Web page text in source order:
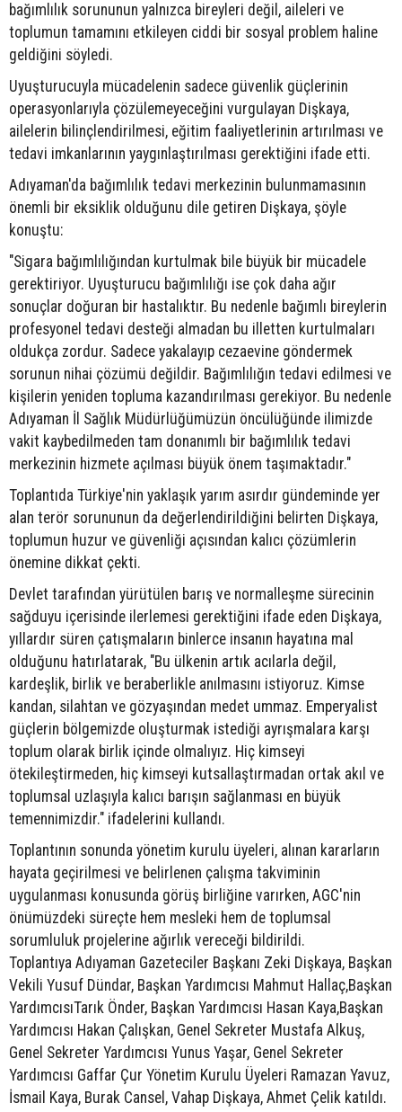
bağımlılık sorununun yalnızca bireyleri değil, aileleri ve
toplumun tamamını etkileyen ciddi bir sosyal problem haline
geldiğini söyledi.
Uyuşturucuyla mücadelenin sadece güvenlik güçlerinin
operasyonlarıyla çözülemeyeceğini vurgulayan Dişkaya,
ailelerin bilinçlendirilmesi, eğitim faaliyetlerinin artırılması ve
tedavi imkanlarının yaygınlaştırılması gerektiğini ifade etti.
Adıyaman'da bağımlılık tedavi merkezinin bulunmamasının
önemli bir eksiklik olduğunu dile getiren Dişkaya, şöyle
konuştu:
"Sigara bağımlılığından kurtulmak bile büyük bir mücadele
gerektiriyor. Uyuşturucu bağımlılığı ise çok daha ağır
sonuçlar doğuran bir hastalıktır. Bu nedenle bağımlı bireylerin
profesyonel tedavi desteği almadan bu illetten kurtulmaları
oldukça zordur. Sadece yakalayıp cezaevine göndermek
sorunun nihai çözümü değildir. Bağımlılığın tedavi edilmesi ve
kişilerin yeniden topluma kazandırılması gerekiyor. Bu nedenle
Adıyaman İl Sağlık Müdürlüğümüzün öncülüğünde ilimizde
vakit kaybedilmeden tam donanımlı bir bağımlılık tedavi
merkezinin hizmete açılması büyük önem taşımaktadır."
Toplantıda Türkiye'nin yaklaşık yarım asırdır gündeminde yer
alan terör sorununun da değerlendirildiğini belirten Dişkaya,
toplumun huzur ve güvenliği açısından kalıcı çözümlerin
önemine dikkat çekti.
Devlet tarafından yürütülen barış ve normalleşme sürecinin
sağduyu içerisinde ilerlemesi gerektiğini ifade eden Dişkaya,
yıllardır süren çatışmaların binlerce insanın hayatına mal
olduğunu hatırlatarak, "Bu ülkenin artık acılarla değil,
kardeşlik, birlik ve beraberlikle anılmasını istiyoruz. Kimse
kandan, silahtan ve gözyaşından medet ummaz. Emperyalist
güçlerin bölgemizde oluşturmak istediği ayrışmalara karşı
toplum olarak birlik içinde olmalıyız. Hiç kimseyi
ötekileştirmeden, hiç kimseyi kutsallaştırmadan ortak akıl ve
toplumsal uzlaşıyla kalıcı barışın sağlanması en büyük
temennimizdir." ifadelerini kullandı.
Toplantının sonunda yönetim kurulu üyeleri, alınan kararların
hayata geçirilmesi ve belirlenen çalışma takviminin
uygulanması konusunda görüş birliğine varırken, AGC'nin
önümüzdeki süreçte hem mesleki hem de toplumsal
sorumluluk projelerine ağırlık vereceği bildirildi.
Toplantıya Adıyaman Gazeteciler Başkanı Zeki Dişkaya, Başkan
Vekili Yusuf Dündar, Başkan Yardımcısı Mahmut Hallaç,Başkan
YardımcısıTarık Önder, Başkan Yardımcısı Hasan Kaya,Başkan
Yardımcısı Hakan Çalışkan, Genel Sekreter Mustafa Alkuş,
Genel Sekreter Yardımcısı Yunus Yaşar, Genel Sekreter
Yardımcısı Gaffar Çur Yönetim Kurulu Üyeleri Ramazan Yavuz,
İsmail Kaya, Burak Cansel, Vahap Dişkaya, Ahmet Çelik katıldı.